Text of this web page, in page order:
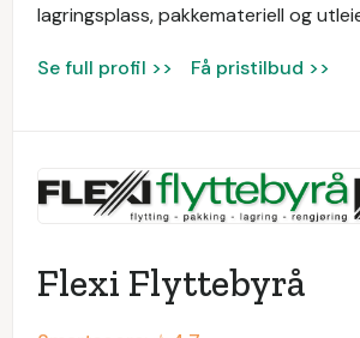
lagringsplass, pakkemateriell og
Se full profil >> Få pristilbud >>
Flexi Flyttebyrå